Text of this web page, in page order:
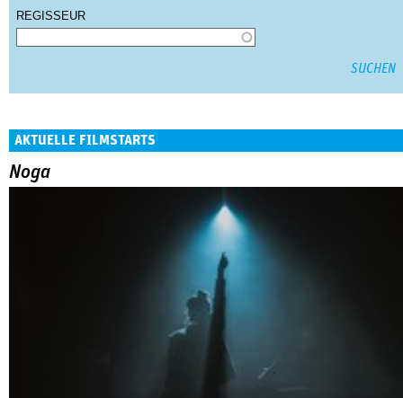
REGISSEUR
AKTUELLE FILMSTARTS
Noga